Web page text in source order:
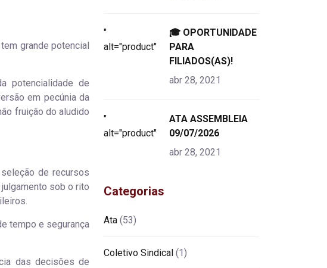
grande potencial
potencialidade de
em pecúnia da
fruição do aludido
de recursos
sob o rito
tempo e segurança
das decisões de
"
alt="product">
🎓 OPORTUNIDADE
PARA
FILIADOS(AS)!
abr 28, 2021
"
alt="product">
ATA ASSEMBLEIA
09/07/2026
abr 28, 2021
Categorias
Ata (53)
Coletivo Sindical (1)